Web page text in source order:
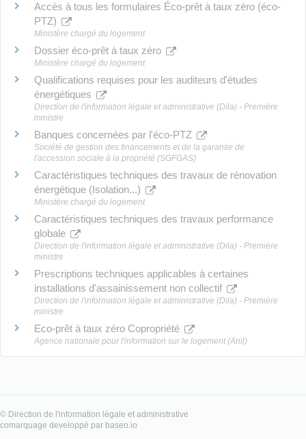
Accès à tous les formulaires Éco-prêt à taux zéro (éco-
PTZ)
Ministère chargé du logement
Dossier éco-prêt à taux zéro
Ministère chargé du logement
Qualifications requises pour les auditeurs d'études
énergétiques
Direction de l'information légale et administrative (Dila) - Première
ministre
Banques concernées par l'éco-PTZ
Société de gestion des financements et de la garantie de
l'accession sociale à la propriété (SGFGAS)
Caractéristiques techniques des travaux de rénovation
énergétique (Isolation...)
Ministère chargé du logement
Caractéristiques techniques des travaux performance
globale
Direction de l'information légale et administrative (Dila) - Première
ministre
Prescriptions techniques applicables à certaines
installations d'assainissement non collectif
Direction de l'information légale et administrative (Dila) - Première
ministre
Eco-prêt à taux zéro Copropriété
Agence nationale pour l'information sur le logement (Anil)
© Direction de l'information légale et administrative
comarquage developpé par baseo.io